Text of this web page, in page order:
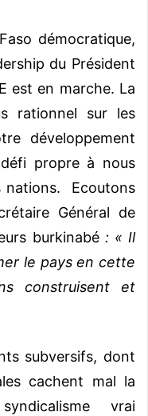
démocratique,
du Président
est en marche. La
rationnel sur les
développement
propre à nous
nations. Ecoutons
Général de
burkinabé : « Il
le pays en cette
construisent et
subversifs, dont
cachent mal la
vrai